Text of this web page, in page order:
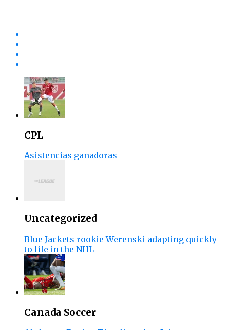
CPL
Asistencias ganadoras
Uncategorized
Blue Jackets rookie Werenski adapting quickly
to life in the NHL
Canada Soccer